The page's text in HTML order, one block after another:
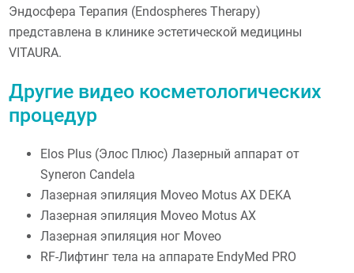
Эндосфера Терапия (Endospheres Therapy)
представлена в клинике эстетической медицины
VITAURA.
Другие видео косметологических
процедур
Elos Plus (Элос Плюс) Лазерный аппарат от
Syneron Candela
Лазерная эпиляция Moveo Motus AX DEKA
Лазерная эпиляция Moveo Motus AX
Лазерная эпиляция ног Moveo
RF-Лифтинг тела на аппарате EndyMed PRO